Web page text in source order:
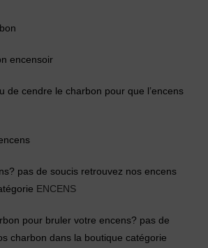
encensoir
de cendre le charbon pour que l’encens
pas de soucis retrouvez nos encens
ENCENS
pour bruler votre encens? pas de
charbon dans la boutique catégorie